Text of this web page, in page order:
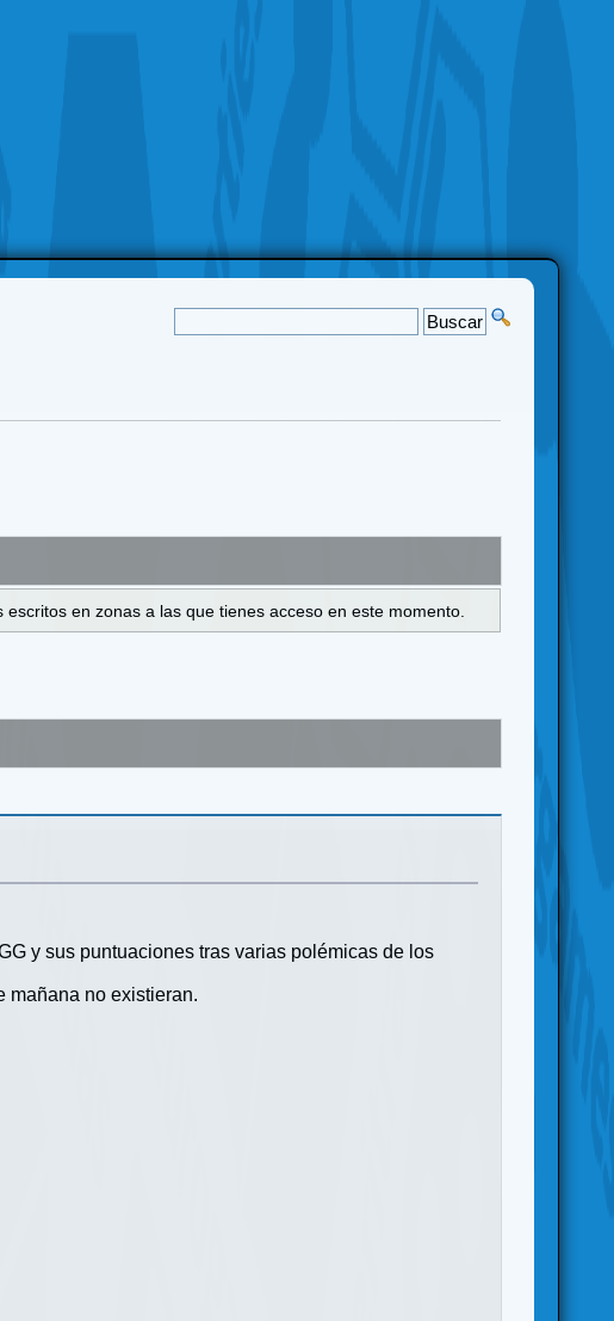
en zonas a las que tienes acceso en este momento.
y sus puntuaciones tras varias polémicas de los
mañana no existieran.